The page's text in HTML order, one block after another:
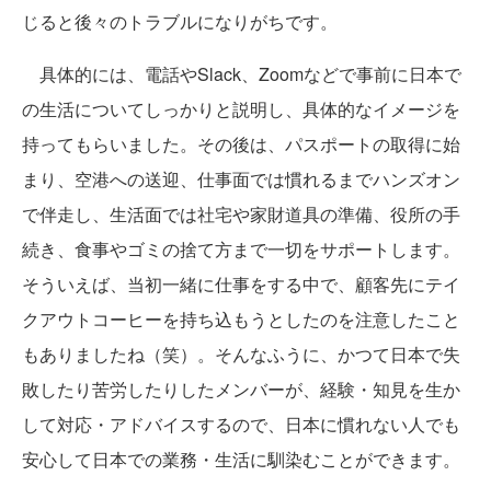
じると後々のトラブルになりがちです。
具体的には、電話やSlack、Zoomなどで事前に日本で
の生活についてしっかりと説明し、具体的なイメージを
持ってもらいました。その後は、パスポートの取得に始
まり、空港への送迎、仕事面では慣れるまでハンズオン
で伴走し、生活面では社宅や家財道具の準備、役所の手
続き、食事やゴミの捨て方まで一切をサポートします。
そういえば、当初一緒に仕事をする中で、顧客先にテイ
クアウトコーヒーを持ち込もうとしたのを注意したこと
もありましたね（笑）。そんなふうに、かつて日本で失
敗したり苦労したりしたメンバーが、経験・知見を生か
して対応・アドバイスするので、日本に慣れない人でも
安心して日本での業務・生活に馴染むことができます。